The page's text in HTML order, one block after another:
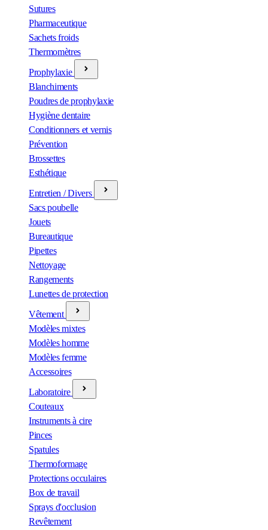
Sutures
Pharmaceutique
Sachets froids
Thermomètres
Prophylaxie
Blanchiments
Poudres de prophylaxie
Hygiène dentaire
Conditionners et vernis
Prévention
Brossettes
Esthétique
Entretien / Divers
Sacs poubelle
Jouets
Bureautique
Pipettes
Nettoyage
Rangements
Lunettes de protection
Vêtement
Modèles mixtes
Modèles homme
Modèles femme
Accessoires
Laboratoire
Couteaux
Instruments à cire
Pinces
Spatules
Thermoformage
Protections occulaires
Box de travail
Sprays d'occlusion
Revêtement